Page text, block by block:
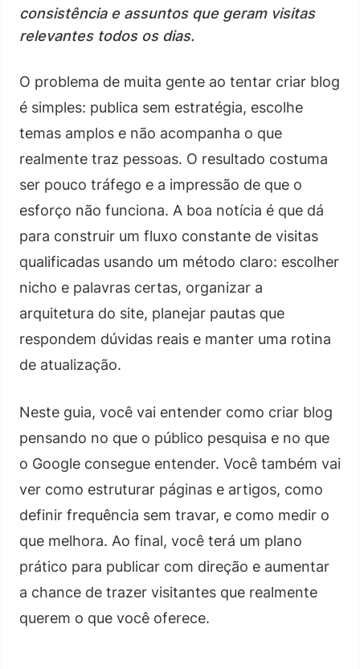
consistência e assuntos que geram visitas
relevantes todos os dias.
O problema de muita gente ao tentar criar blog
é simples: publica sem estratégia, escolhe
temas amplos e não acompanha o que
realmente traz pessoas. O resultado costuma
ser pouco tráfego e a impressão de que o
esforço não funciona. A boa notícia é que dá
para construir um fluxo constante de visitas
qualificadas usando um método claro: escolher
nicho e palavras certas, organizar a
arquitetura do site, planejar pautas que
respondem dúvidas reais e manter uma rotina
de atualização.
Neste guia, você vai entender como criar blog
pensando no que o público pesquisa e no que
o Google consegue entender. Você também vai
ver como estruturar páginas e artigos, como
definir frequência sem travar, e como medir o
que melhora. Ao final, você terá um plano
prático para publicar com direção e aumentar
a chance de trazer visitantes que realmente
querem o que você oferece.